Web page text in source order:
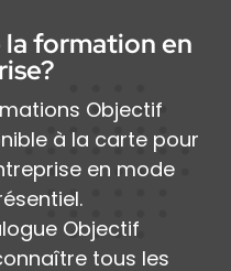
la formation en
Objectif
à la carte pour
en mode
Objectif
tous les